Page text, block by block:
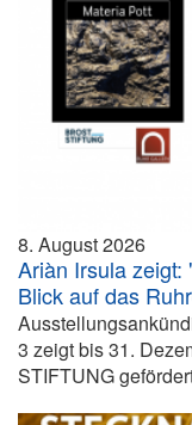
8. August 2026
Ariàn Irsula zeigt:
Blick auf das
3 zeigt bis 31.
STIFTUNG